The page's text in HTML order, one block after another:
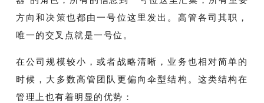
方向和决策也都由一号位这里发出。高管各司其职，
唯一的交叉点就是一号位。
在公司规模较小，或者战略清晰，业务也相对简单的
时候，大多数高管团队更偏向伞型结构。这类结构在
管理上也有着明显的优势：